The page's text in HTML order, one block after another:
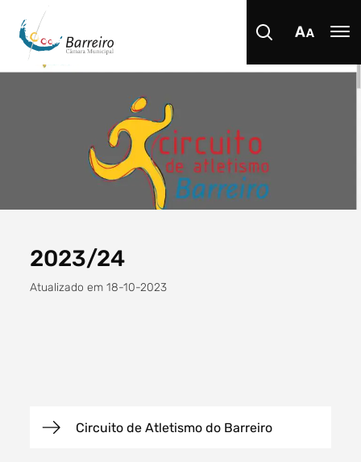
2023/24
Atualizado em 18-10-2023
Circuito de Atletismo do Barreiro